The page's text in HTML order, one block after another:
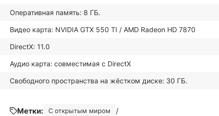
Оперативная память: 8 ГБ.
Видео карта: NVIDIA GTX 550 TI / AMD Radeon HD 7870
DirectX: 11.0
Аудио карта: совместимая с DirectX
Свободного пространства на жёстком диске: 30 ГБ.
Метки: С открытым миром /